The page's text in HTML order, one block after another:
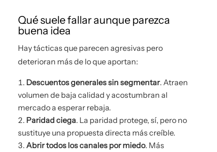
Qué suele fallar aunque parezca
buena idea
Hay tácticas que parecen agresivas pero
deterioran más de lo que aportan:
Descuentos generales sin segmentar. Atraen
volumen de baja calidad y acostumbran al
mercado a esperar rebaja.
Paridad ciega. La paridad protege, sí, pero no
sustituye una propuesta directa más creíble.
Abrir todos los canales por miedo. Más